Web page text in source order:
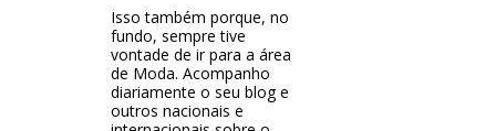
Isso também porque, no
fundo, sempre tive
vontade de ir para a área
de Moda. Acompanho
diariamente o seu blog e
outros nacionais e